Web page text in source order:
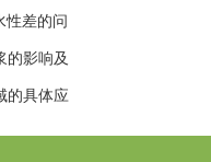
性差的问
的影响及
的具体应